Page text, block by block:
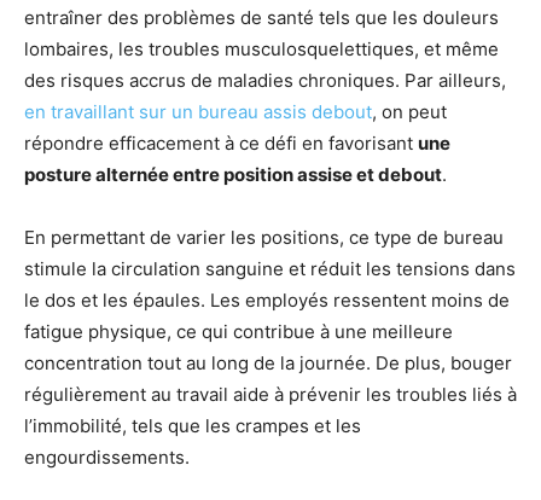
entraîner des problèmes de santé tels que les douleurs
lombaires, les troubles musculosquelettiques, et même
des risques accrus de maladies chroniques. Par ailleurs,
en travaillant sur un bureau assis debout, on peut
répondre efficacement à ce défi en favorisant une
posture alternée entre position assise et debout.
En permettant de varier les positions, ce type de bureau
stimule la circulation sanguine et réduit les tensions dans
le dos et les épaules. Les employés ressentent moins de
fatigue physique, ce qui contribue à une meilleure
concentration tout au long de la journée. De plus, bouger
régulièrement au travail aide à prévenir les troubles liés à
l’immobilité, tels que les crampes et les
engourdissements.